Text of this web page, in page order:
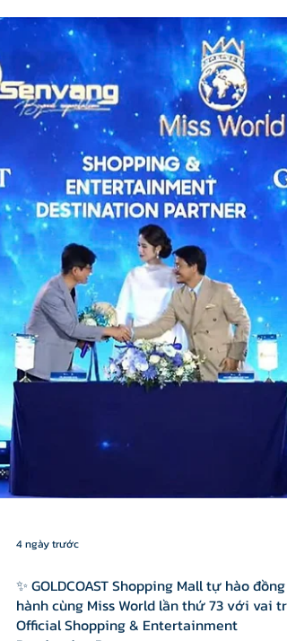
và phụ kiện thể thao từ Asics, New Balance, Nike, Adidas,
Foot Locker... ⚡ POWER – Nạp năng lượng trước và sau
đường chạy tại QooQoo, Poseidon, Phở Thìn. 🎉 PARTY –
Ăn mừng sau vạch đích với Ngon Sky Lounge, Bowling và
mua sắm thả ga. 📍 Tất cả trong một điểm đến –
GOLDCOAST Mall Nha Trang. #GoldCoastNhaTrang
4 ngày trước